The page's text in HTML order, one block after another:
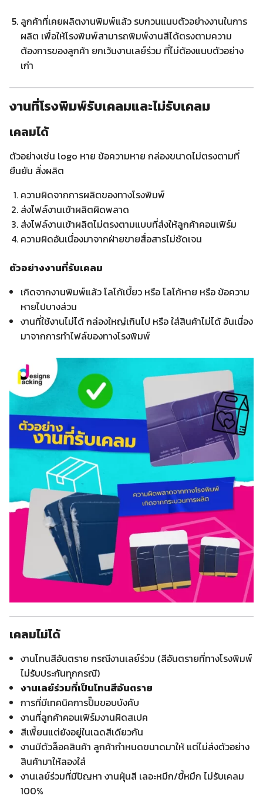
ลูกค้าที่เคยผลิตงานพิมพ์แล้ว รบกวนแนบตัวอย่างงานในการ
ผลิต เพื่อให้โรงพิมพ์สามารถพิมพ์งานสีได้ตรงตามความ
ต้องการของลูกค้า ยกเว้นงานเลย์ร่วม ที่ไม่ต้องแนบตัวอย่าง
เก่า
งานที่โรงพิมพ์รับเคลมและไม่รับเคลม
เคลมได้
ตัวอย่างเช่น logo หาย ข้อความหาย กล่องขนาดไม่ตรงตามที่
ยืนยัน สั่งผลิต
ความผิดจากการผลิตของทางโรงพิมพ์
ส่งไฟล์งานเข้าผลิตผิดพลาด
ส่งไฟล์งานเข้าผลิตไม่ตรงตามแบบที่ส่งให้ลูกค้าคอนเฟิร์ม
ความผิดอันเนื่องมาจากฝ่ายขายสื่อสารไม่ชัดเจน
ตัวอย่างงานที่รับเคลม
เกิดจากงานพิมพ์แล้ว โลโก้เบี้ยว หรือ โลโก้หาย หรือ ข้อความ
หายไปบางส่วน
งานที่ใช้งานไม่ได้ กล่องใหญ่เกินไป หรือ ใส่สินค้าไม่ได้ อันเนื่อง
มาจากการทำไฟล์ของทางโรงพิมพ์
เคลมไม่ได้
งานโทนสีอันตราย กรณีงานเลย์ร่วม (สีอันตรายที่ทางโรงพิมพ์
ไม่รับประกันทุกกรณี)
งานเลย์ร่วมที่เป็นโทนสีอันตราย
การที่มีเทคนิคการปั๊มขอบบังคับ
งานที่ลูกค้าคอนเฟิร์มงานผิดสเปค
สีเพี้ยนแต่ยังอยู่ในเฉดสีเดียวกัน
งานมีตัวล็อคสินค้า ลูกค้ากำหนดขนาดมาให้ แต่ไม่ส่งตัวอย่าง
สินค้ามาให้ลองใส่
งานเลย์ร่วมที่มีปัญหา งานฝุ่นสี เลอะหมึก/ขี้หมึก ไม่รับเคลม
100%